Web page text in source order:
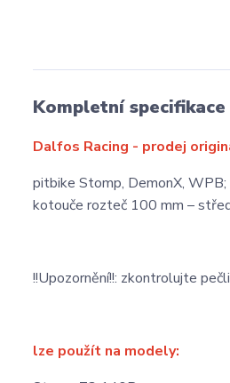
Kompletní specifikace
Dalfos Racing - prodej
pitbike Stomp, DemonX,
kotouče rozteč 100 mm –
!!Upozornění!!: zkontrolujte
lze použít na modely: